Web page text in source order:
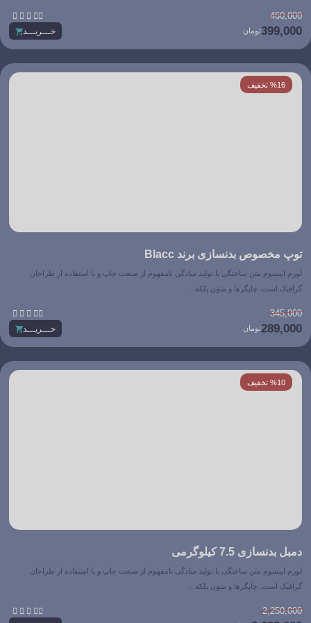
460,000
399,000تومان
   
خـــریـــد
%16 تخفیف
توپ مخصوص بدنسازی برند Blacc
لورم ایپسوم متن ساختگی با تولید سادگی نامفهوم از صنعت چاپ و با استفاده از طراحان
گرافیک است. چاپگرها و متون بلکه...
345,000
289,000تومان
   
خـــریـــد
%10 تخفیف
دمبل بدنسازی 7.5 کیلوگرمی
لورم ایپسوم متن ساختگی با تولید سادگی نامفهوم از صنعت چاپ و با استفاده از طراحان
گرافیک است. چاپگرها و متون بلکه...
2,250,000
   